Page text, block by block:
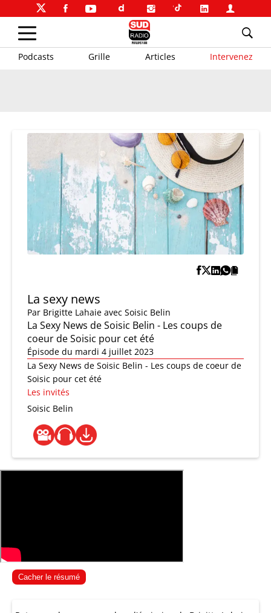
Podcasts Grille Articles Intervenez
La sexy news
Par Brigitte Lahaie avec Soisic Belin
La Sexy News de Soisic Belin - Les coups de
coeur de Soisic pour cet été
Épisode du mardi 4 juillet 2023
La Sexy News de Soisic Belin - Les coups de coeur de
Soisic pour cet été
Les invités
Soisic Belin
Cacher le résumé